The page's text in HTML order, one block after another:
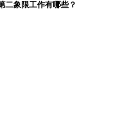
二象限工作有哪些？